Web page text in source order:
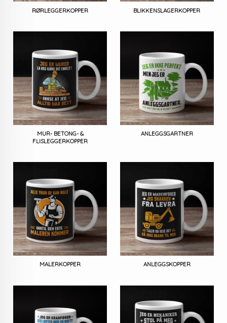
RØRLEGGERKOPPER BLIKKENSLAGERKOPPER
MUR- BETONG- &
FLISLEGGERKOPPER
ANLEGGSGARTNER
MALERKOPPER ANLEGGSKOPPER